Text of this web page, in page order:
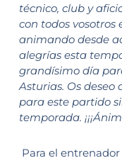
técnico, club y
con todos vosotros
animando desde
alegrías esta
grandísimo día
Asturias. Os deseo
para este partido
temporada.
Para el entrenador